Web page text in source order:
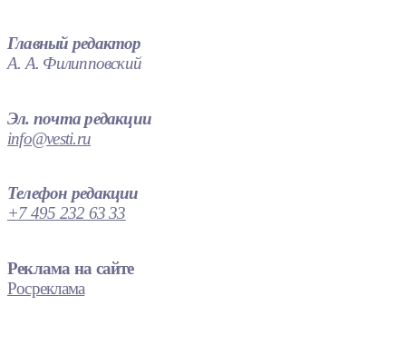
Главный редактор
А. А. Филипповский
Эл. почта редакции
info@vesti.ru
Телефон редакции
+7 495 232 63 33
Реклама на сайте
Росреклама